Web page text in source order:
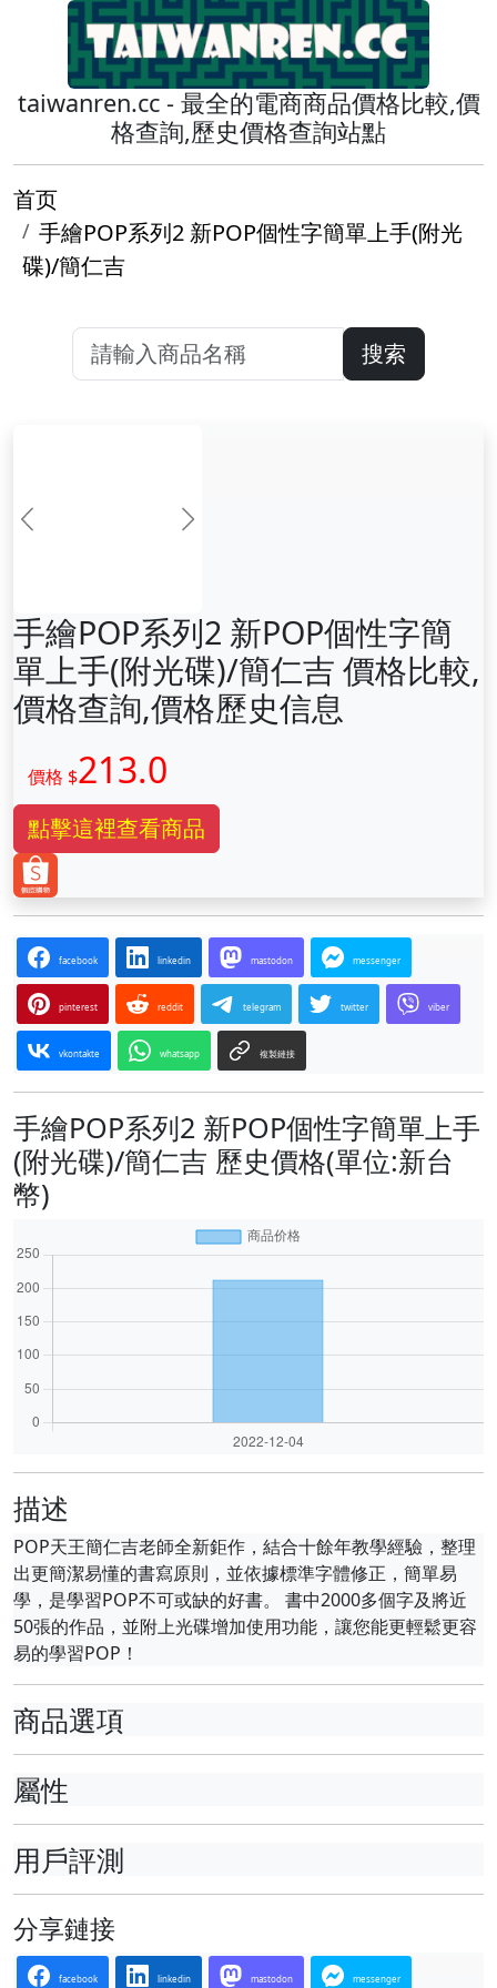
taiwanren.cc - 最全的電商商品價格比較,價
格查詢,歷史價格查詢站點
首页
手繪POP系列2 新POP個性字簡單上手(附光
碟)/簡仁吉
搜索
前一张 下一张
手繪POP系列2 新POP個性字簡
單上手(附光碟)/簡仁吉 價格比較,
價格查詢,價格歷史信息
價格 $213.0
點擊這裡查看商品
facebook linkedin mastodon messenger
pinterest reddit telegram twitter viber
vkontakte whatsapp 複製鏈接
手繪POP系列2 新POP個性字簡單上手
(附光碟)/簡仁吉 歷史價格(單位:新台
幣)
描述
POP天王簡仁吉老師全新鉅作，結合十餘年教學經驗，整理
出更簡潔易懂的書寫原則，並依據標準字體修正，簡單易
學，是學習POP不可或缺的好書。 書中2000多個字及將近
50張的作品，並附上光碟增加使用功能，讓您能更輕鬆更容
易的學習POP！
商品選項
屬性
用戶評測
分享鏈接
facebook linkedin mastodon messenger